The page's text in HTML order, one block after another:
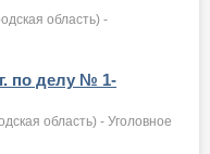
область) -
г. по делу № 1-
область) - Уголовное